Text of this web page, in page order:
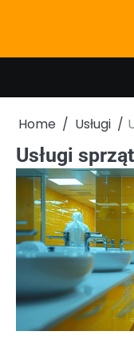
Home Usługi
Usługi